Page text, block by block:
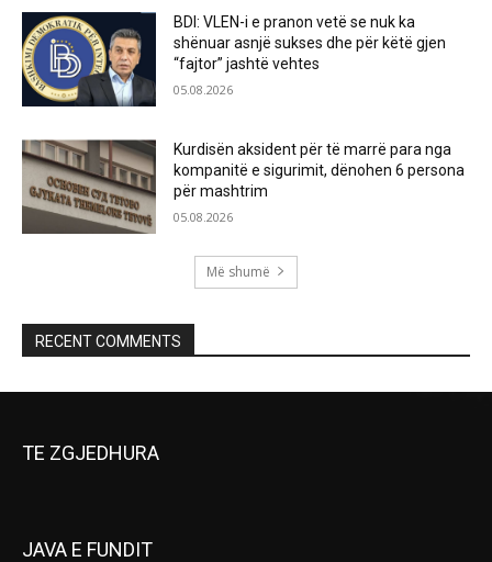
BDI: VLEN-i e pranon vetë se nuk ka
shënuar asnjë sukses dhe për këtë gjen
“fajtor” jashtë vehtes
05.08.2026
Kurdisën aksident për të marrë para nga
kompanitë e sigurimit, dënohen 6 persona
për mashtrim
05.08.2026
Më shumë
RECENT COMMENTS
TE ZGJEDHURA
JAVA E FUNDIT